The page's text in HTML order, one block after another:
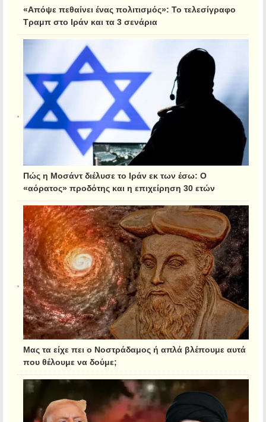
«Απόψε πεθαίνει ένας πολιτισμός»: Το τελεσίγραφο
Τραμπ στο Ιράν και τα 3 σενάρια
Πώς η Μοσάντ διέλυσε το Ιράν εκ των έσω: Ο
«αόρατος» προδότης και η επιχείρηση 30 ετών
Μας τα είχε πει ο Νοστράδαμος ή απλά βλέπουμε αυτά
που θέλουμε να δούμε;